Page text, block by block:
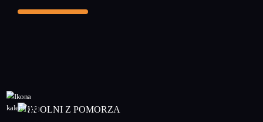
09